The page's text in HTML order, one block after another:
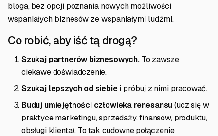
bloga, bez opcji poznania nowych możliwości
wspaniałych biznesów ze wspaniałymi ludźmi.
Co robić, aby iść tą drogą?
Szukaj partnerów biznesowych.To zawsze
ciekawe doświadczenie.
Szukaj lepszych od siebiei próbuj z nimi pracować.
Buduj umiejętności człowieka renesansu(ucz się w
praktyce marketingu, sprzedaży, finansów, produktu,
obsługi klienta). To tak cudowne połączenie